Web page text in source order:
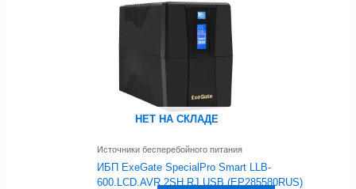
НЕТ НА СКЛАДЕ
Источники бесперебойного питания
ИБП ExeGate SpecialPro Smart LLB-
600.LCD.AVR.2SH.RJ.USB (EP285580RUS)